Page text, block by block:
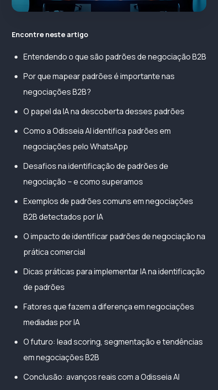
Encontre neste artigo
Entendendo o que são padrões de negociação B2B
Por que mapear padrões é importante nas
negociações B2B?
O papel da IA na descoberta desses padrões
Como a Odisseia AI identifica padrões em
negociações pelo WhatsApp
Desafios na identificação de padrões de
negociação – e como superamos
Exemplos de padrões comuns em negociações
B2B detectados por IA
O impacto de identificar padrões de negociação na
prática comercial
Dicas práticas para implementar IA na identificação
de padrões
Fatores que fazem a diferença em negociações
mediadas por IA
O futuro: lead scoring, segmentação e tendências
em negociações B2B
Conclusão: avanços reais com a Odisseia AI